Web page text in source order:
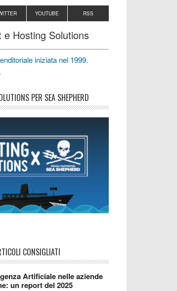
YOUTUBE RSS
e Hosting Solutions
iniziata nel 1999.
PER SEA SHEPHERD
CONSIGLIATI
Artificiale nelle aziende
un report del 2025